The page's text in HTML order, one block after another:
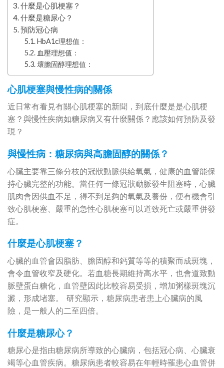
什麼是心肌梗塞？ ‍‍‍‍‍
什麼是糖尿心？
預防冠心病
HbA1c理想值：
血壓理想值：
壞膽固醇理想值：
心肌梗塞與慢性病的關係
近日常有看見有關心肌梗塞的新聞，到底什麼是是心肌梗
塞？與慢性疾病如糖尿病又有什麼關係？應該如何預防及發
現？
與慢性病：糖尿病與高膽固醇的關係？
心臟主要靠三條分枝的冠狀動脈供給氧氣，健康的血管能保
持心臟完整的功能。當任何一條冠狀動脈發生阻塞時，心臟
肌肉會因供血不足，得不到足夠的氧氣及養份，便有機會引
致心肌梗塞、嚴重的急性心肌梗塞可以道致死亡或嚴重併發
症。
什麼是心肌梗塞？ ‍‍‍‍‍
心臟的血管會因脂肪、膽固醇和鈣質等等的積聚而成斑塊，
會令血管收窄及硬化。若血糖長期維持高水平，也會道致動
脈壁蛋白糖化，血管壁因此比較容易受損，增加粥樣斑塊沉
澱，形成堵塞。 ‍‍‍‍‍‍‍‍‍ 研究顯示，糖尿病患者患上心臟病的風
險，是一般人的二至四倍。 ‍‍‍‍‍‍‍‍‍
什麼是糖尿心？
糖尿心是指由糖尿病所導致的心臟病，包括冠心病、心臟衰
竭等心血管疾病。糖尿病患者較容易在年輕時罹患心血管併